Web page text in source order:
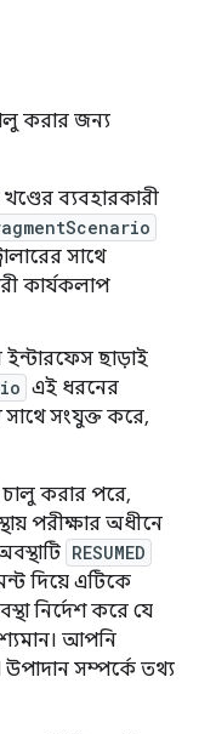
করার জন্য
ব্যবহারকারী
সাথে
কার্যকলাপ
ইন্টারফেস ছাড়াই
এই ধরনের
সাথে সংযুক্ত করে,
করার পরে,
পরীক্ষার অধীনে
RESUMED
দিয়ে এটিকে
নির্দেশ করে যে
আপনি
সম্পর্কে তথ্য